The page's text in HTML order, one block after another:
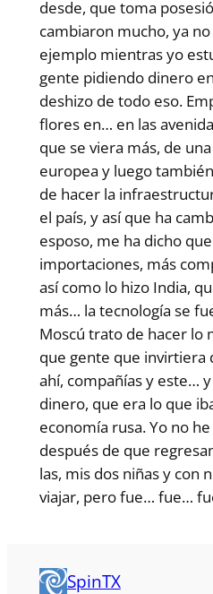
desde, que toma
cambiaron mucho, ya
ejemplo mientras yo
gente pidiendo dinero
deshizo de todo eso.
flores en… en las
que se viera más, de
europea y luego
de hacer la
el país, y así que ha
esposo, me ha dicho
importaciones, más
así como lo hizo India,
más… la tecnología se
Moscú trato de hacer lo
que gente que invirtiera
ahí, compañías y este…
dinero, que era lo que
economía rusa. Yo no
después de que
las, mis dos niñas y con
viajar, pero fue… fue…
SpinTX